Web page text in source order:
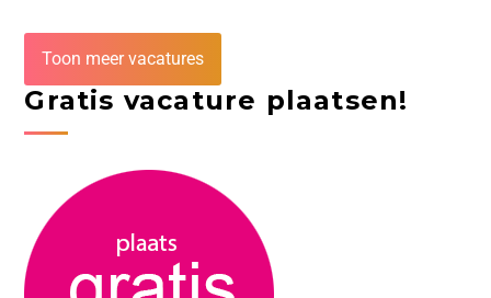
Toon meer vacatures
Gratis vacature plaatsen!